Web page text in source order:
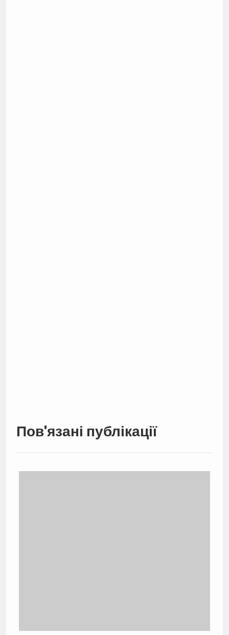
Пов'язані публікації